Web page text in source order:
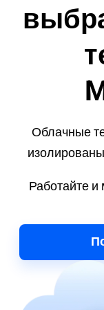
Облачные
изолированы
Работайте